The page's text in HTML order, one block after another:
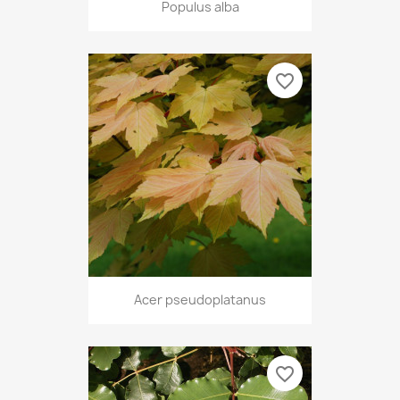
Populus alba
Acer pseudoplatanus
favorite_border
favorite_border